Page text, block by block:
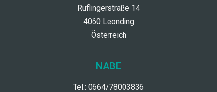
Ruflingerstraße 14
4060 Leonding
Österreich
NABE
Tel.: 0664/78003836